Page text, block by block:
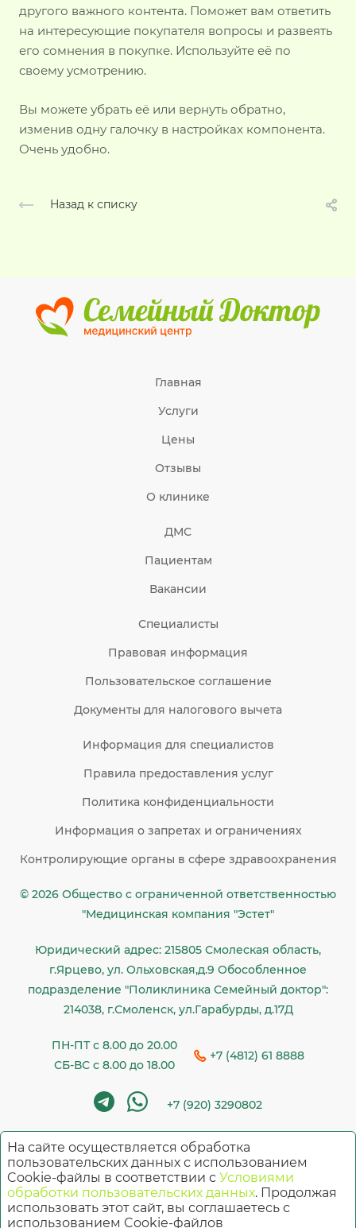
другого важного контента. Поможет вам ответить
на интересующие покупателя вопросы и развеять
его сомнения в покупке. Используйте её по
своему усмотрению.
Вы можете убрать её или вернуть обратно,
изменив одну галочку в настройках компонента.
Очень удобно.
Назад к списку
Главная
Услуги
Цены
Отзывы
О клинике
ДМС
Пациентам
Вакансии
Специалисты
Правовая информация
Пользовательское соглашение
Документы для налогового вычета
Информация для специалистов
Правила предоставления услуг
Политика конфиденциальности
Информация о запретах и ограничениях
Контролирующие органы в сфере здравоохранения
© 2026 Общество c ограниченной ответственностью
"Медицинская компания "Эстет"
Юридический адрес: 215805 Смолеская область,
г.Ярцево, ул. Ольховская,д.9 Обособленное
подразделение "Поликлиника Семейный доктор":
214038, г.Смоленск, ул.Гарабурды, д.17Д
ПН-ПТ с 8.00 до 20.00
СБ-ВС с 8.00 до 18.00
+7 (4812) 61 8888
+7 (920) 3290802
Имеются противопоказания. Необходима
консультация специалиста
На сайте осуществляется обработка
пользовательских данных с использованием
Cookie-файлы в соответствии с Условиями
обработки пользовательских данных. Продолжая
использовать этот сайт, вы соглашаетесь с
использованием Cookie-файлов